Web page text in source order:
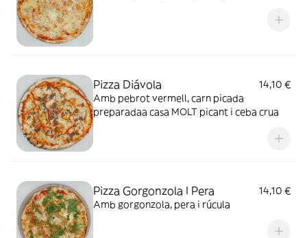
Pizza Diávola
14,10 €
Amb pebrot vermell, carn picada
preparadaa casa MOLT picant i ceba crua
Pizza Gorgonzola I Pera
14,10 €
Amb gorgonzola, pera i rúcula